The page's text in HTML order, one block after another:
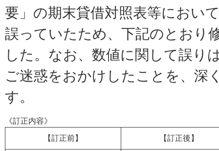
要」の期末貸借対照表等におい
誤っていたため、下記のとおり
した。なお、数値に関して誤り
ご迷惑をおかけしたことを、深
す。
《訂正内容》
【訂正前】 【訂正後】